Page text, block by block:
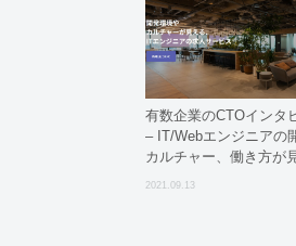
有数企業のCTOインタ
– IT/Webエンジニアの
カルチャー、働き方が
サービス【WALL for
2021.09.13